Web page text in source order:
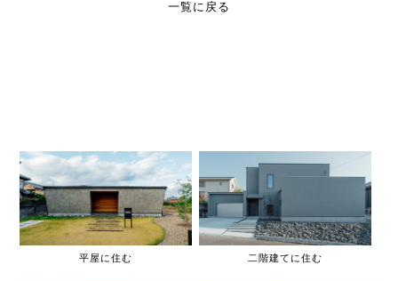
一覧に戻る
平屋に住む 二階建てに住む